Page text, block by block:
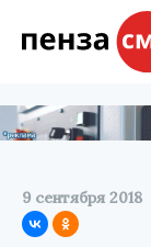
9 сентября 2018